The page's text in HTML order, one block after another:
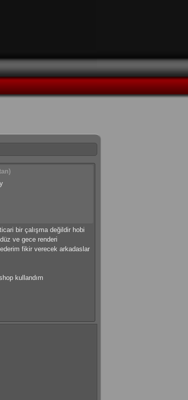
bir çalışma değildir hobi
ve gece renderi
fikir verecek arkadaslar
kullandım